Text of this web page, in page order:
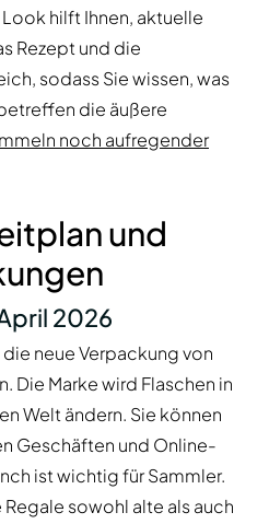
hilft Ihnen, aktuelle
Rezept und die
sodass Sie wissen, was
die äußere
noch aufregender
und
2026
neue Verpackung von
Die Marke wird Flaschen in
Welt ändern. Sie können
Geschäften und Online-
ist wichtig für Sammler.
sowohl alte als auch